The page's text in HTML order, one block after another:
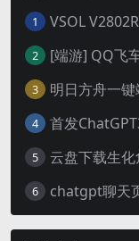
1
2
3 明日方舟一
4 首发
5
6 chatgpt聊天